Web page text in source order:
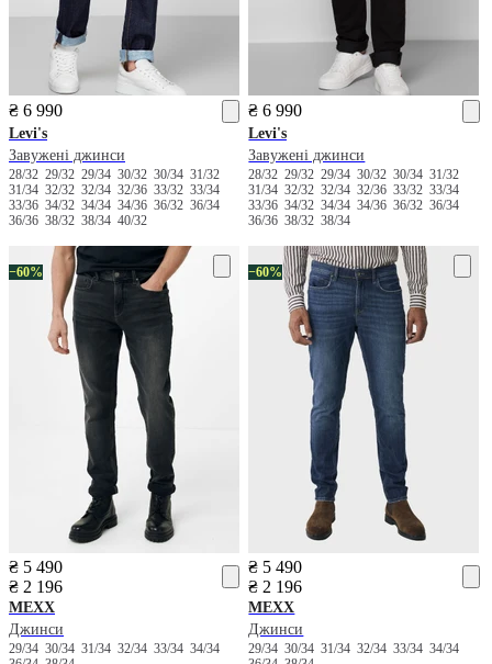
₴ 6 990
Levi's
Завужені джинси
28/32 29/32 29/34 30/32 30/34 31/32
31/34 32/32 32/34 32/36 33/32 33/34
33/36 34/32 34/34 34/36 36/32 36/34
36/36 38/32 38/34 40/32
₴ 6 990
Levi's
Завужені джинси
28/3229/3229/3430/3230/3431/32
31/3432/3232/3432/3633/3233/34
33/3634/3234/3434/3636/3236/34
36/3638/3238/34
−60%
₴ 5 490
₴ 2 196
MEXX
Джинси
29/34 30/34 31/34 32/34 33/34 34/34
−60%
₴ 5 490
₴ 2 196
MEXX
Джинси
29/3430/3431/3432/3433/3434/34